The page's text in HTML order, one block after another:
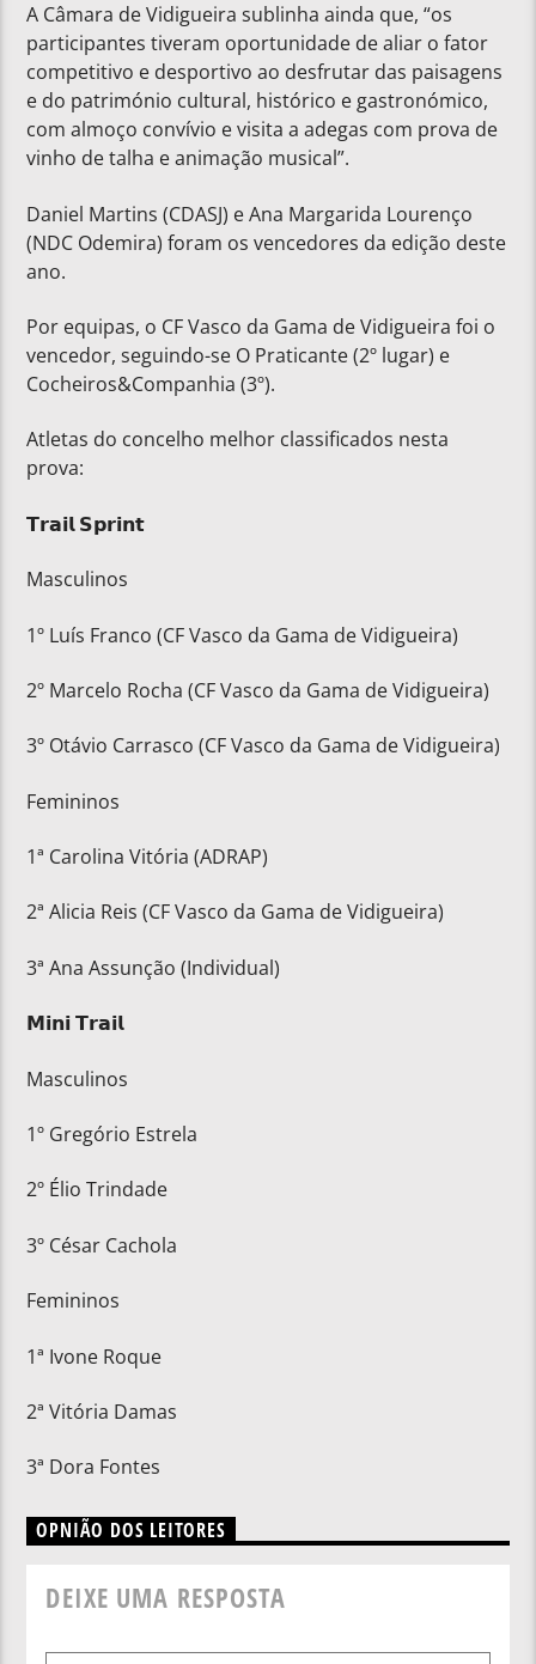
A Câmara de Vidigueira sublinha ainda que, “os
participantes tiveram oportunidade de aliar o fator
competitivo e desportivo ao desfrutar das paisagens
e do património cultural, histórico e gastronómico,
com almoço convívio e visita a adegas com prova de
vinho de talha e animação musical”.
Daniel Martins (CDASJ) e Ana Margarida Lourenço
(NDC Odemira) foram os vencedores da edição deste
ano.
Por equipas, o CF Vasco da Gama de Vidigueira foi o
vencedor, seguindo-se O Praticante (2º lugar) e
Cocheiros&Companhia (3º).
Atletas do concelho melhor classificados nesta
prova:
𝗧𝗿𝗮𝗶𝗹 𝗦𝗽𝗿𝗶𝗻𝘁
Masculinos
1º Luís Franco (CF Vasco da Gama de Vidigueira)
2º Marcelo Rocha (CF Vasco da Gama de Vidigueira)
3º Otávio Carrasco (CF Vasco da Gama de Vidigueira)
Femininos
1ª Carolina Vitória (ADRAP)
2ª Alicia Reis (CF Vasco da Gama de Vidigueira)
3ª Ana Assunção (Individual)
𝗠𝗶𝗻𝗶 𝗧𝗿𝗮𝗶𝗹
Masculinos
1º Gregório Estrela
2º Élio Trindade
3º César Cachola
Femininos
1ª Ivone Roque
2ª Vitória Damas
3ª Dora Fontes
OPNIÃO DOS LEITORES
DEIXE UMA RESPOSTA